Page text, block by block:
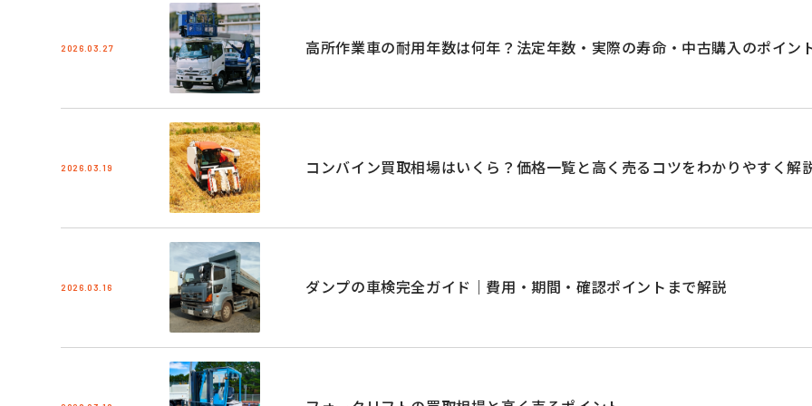
2026.03.27 高所作業車の耐用年数は何年？法定年数・実際の寿命・中古購入のポイン
2026.03.19 コンバイン買取相場はいくら？価格一覧と高く売るコツをわかりやすく解
2026.03.16 ダンプの車検完全ガイド｜費用・期間・確認ポイントまで解説